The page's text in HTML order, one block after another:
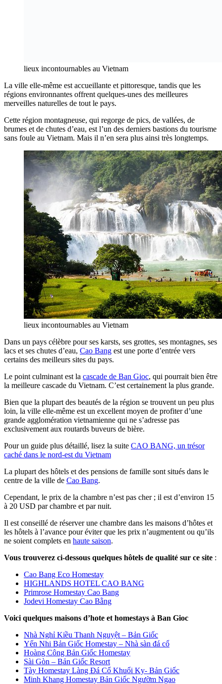
lieux incontournables au Vietnam
La ville elle-même est accueillante et pittoresque, tandis que les
régions environnantes offrent quelques-unes des meilleures
merveilles naturelles de tout le pays.
Cette région montagneuse, qui regorge de pics, de vallées, de
brumes et de chutes d’eau, est l’un des derniers bastions du tourisme
sans foule au Vietnam. Mais il n’en sera plus ainsi très longtemps.
lieux incontournables au Vietnam
Dans un pays célèbre pour ses karsts, ses grottes, ses montagnes, ses
lacs et ses chutes d’eau, Cao Bang est une porte d’entrée vers
certains des meilleurs sites du pays.
Le point culminant est la cascade de Ban Gioc, qui pourrait bien être
la meilleure cascade du Vietnam. C’est certainement la plus grande.
Bien que la plupart des beautés de la région se trouvent un peu plus
loin, la ville elle-même est un excellent moyen de profiter d’une
grande agglomération vietnamienne qui ne s’adresse pas
exclusivement aux routards buveurs de bière.
Pour un guide plus détaillé, lisez la suite CAO BANG, un trésor
caché dans le nord-est du Vietnam
La plupart des hôtels et des pensions de famille sont situés dans le
centre de la ville de Cao Bang.
Cependant, le prix de la chambre n’est pas cher ; il est d’environ 15
à 20 USD par chambre et par nuit.
Il est conseillé de réserver une chambre dans les maisons d’hôtes et
les hôtels à l’avance pour éviter que les prix n’augmentent ou qu’ils
ne soient complets en haute saison.
Vous trouverez ci-dessous quelques hôtels de qualité sur ce site :
Cao Bang Eco Homestay
HIGHLANDS HOTEL CAO BANG
Primrose Homestay Cao Bang
Jodevi Homestay Cao Bằng
Voici quelques maisons d’hote et homestays à Ban Gioc
Nhà Nghỉ Kiều Thanh Nguyệt – Bản Giốc
Yến Nhi Bản Giốc Homestay – Nhà sàn đá cổ
Hoàng Công Bản Giốc Homestay
Sài Gòn – Bản Giốc Resort
Tày Homestay Làng Đá Cổ Khuổi Ky- Bản Giốc
Minh Khang Homestay Bản Giốc Ngườm Ngao